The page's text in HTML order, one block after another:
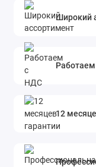
Широкий
12